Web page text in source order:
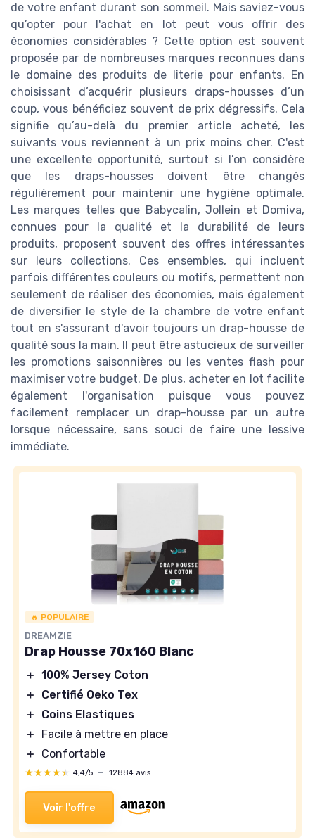
de votre enfant durant son sommeil. Mais saviez-vous
qu’opter pour l'achat en lot peut vous offrir des
économies considérables ? Cette option est souvent
proposée par de nombreuses marques reconnues dans
le domaine des produits de literie pour enfants. En
choisissant d’acquérir plusieurs draps-housses d’un
coup, vous bénéficiez souvent de prix dégressifs. Cela
signifie qu’au-delà du premier article acheté, les
suivants vous reviennent à un prix moins cher. C'est
une excellente opportunité, surtout si l’on considère
que les draps-housses doivent être changés
régulièrement pour maintenir une hygiène optimale.
Les marques telles que Babycalin, Jollein et Domiva,
connues pour la qualité et la durabilité de leurs
produits, proposent souvent des offres intéressantes
sur leurs collections. Ces ensembles, qui incluent
parfois différentes couleurs ou motifs, permettent non
seulement de réaliser des économies, mais également
de diversifier le style de la chambre de votre enfant
tout en s'assurant d'avoir toujours un drap-housse de
qualité sous la main. Il peut être astucieux de surveiller
les promotions saisonnières ou les ventes flash pour
maximiser votre budget. De plus, acheter en lot facilite
également l'organisation puisque vous pouvez
facilement remplacer un drap-housse par un autre
lorsque nécessaire, sans souci de faire une lessive
immédiate.
🔥 POPULAIRE
DREAMZIE
Drap Housse 70x160 Blanc
＋ 100% Jersey Coton
＋
Certifié Oeko Tex
＋
Coins Elastiques
＋
Facile à mettre en place
＋
Confortable
★★★★★
★★★★★ 4,4/5 — 12884 avis
Voir l'offre